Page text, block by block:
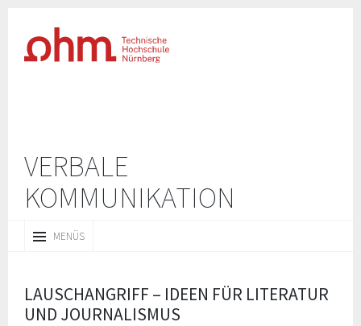
VERBALE
KOMMUNIKATION
MENÜS
INHALT
LAUSCHANGRIFF – IDEEN FÜR LITERATUR
UND JOURNALISMUS